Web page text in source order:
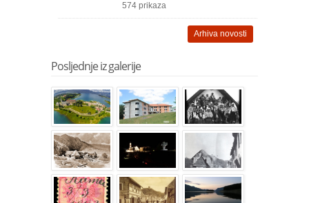
574 prikaza
Arhiva novosti
Posljednje iz galerije